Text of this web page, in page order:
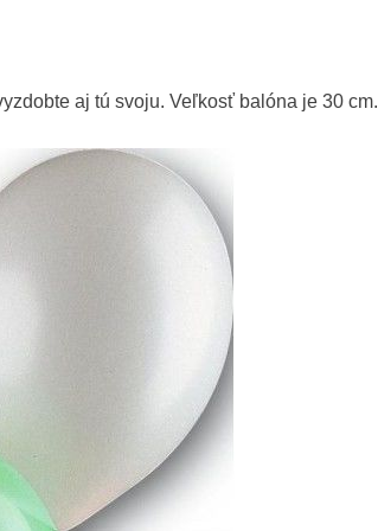
aj tú svoju. Veľkosť balóna je 30 cm.